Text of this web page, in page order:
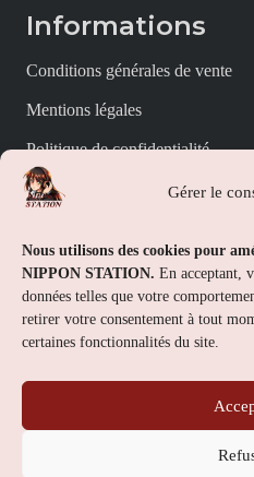
Gérer le
Nous utilisons des cookies pour
NIPPON STATION. En acceptant,
données telles que votre
retirer votre consentement à tout
certaines fonctionnalités du site.
Informations
Conditions générales de vente
Mentions légales
Politique de confidentialité
Politique de cookies (UE)
Nippon Station
À propos
FAQs
Contact